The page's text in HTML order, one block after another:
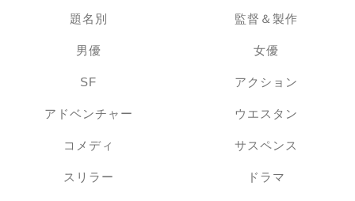
題名別 監督＆製作
男優 女優
SF アクション
アドベンチャー ウエスタン
コメディ サスペンス
スリラー ドラマ